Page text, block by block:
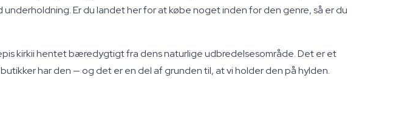
Er du landet her for at købe noget inden for den genre, så er du
kirkii hentet bæredygtigt fra dens naturlige udbredelsesområde. Det er et
har den — og det er en del af grunden til, at vi holder den på hylden.